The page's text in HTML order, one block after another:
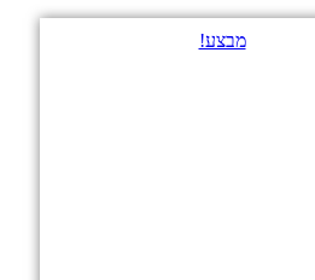
מבצע!